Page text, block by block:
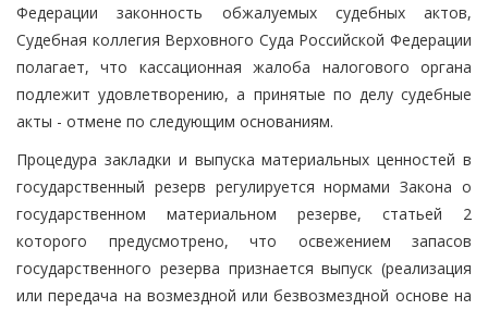
Федерации законность обжалуемых судебных актов,
Судебная коллегия Верховного Суда Российской Федерации
полагает, что кассационная жалоба налогового органа
подлежит удовлетворению, а принятые по делу судебные
акты - отмене по следующим основаниям.
Процедура закладки и выпуска материальных ценностей в
государственный резерв регулируется нормами Закона о
государственном материальном резерве, статьей 2
которого предусмотрено, что освежением запасов
государственного резерва признается выпуск (реализация
или передача на возмездной или безвозмездной основе на